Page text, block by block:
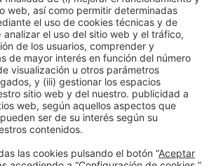
16:00h -
Talk Stage 2 - The
Horeca Hub
Acceso
libre